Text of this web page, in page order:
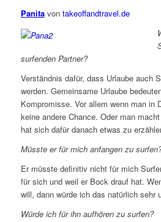
Panitavon takeoffandtravel.de
surfenden Partner?
Verständnis dafür, dass Urlaube auch
werden. Gemeinsame Urlaube
Kompromisse. Vor allem wenn man in
keine andere Chance. Oder man
hat sich dafür danach etwas zu
Müsste er für mich anfangen zu
Er müsste definitiv nicht für mich
für sich und weil er Bock drauf hat.
will, dann würde ich das natürlich sehr
Würde ich für ihn aufhören zu surfen?